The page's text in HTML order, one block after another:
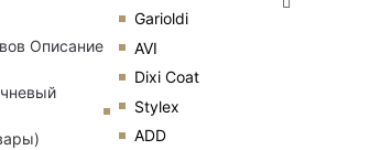
Garioldi
AVI
Dixi Coat
Stylex
ADD
Описание